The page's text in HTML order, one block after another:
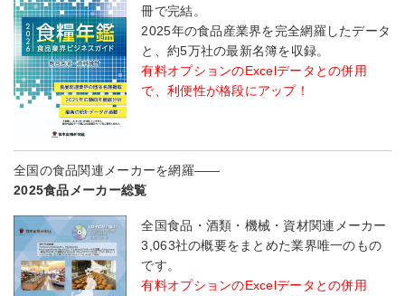
冊で完結。
2025年の食品産業界を完全網羅したデータ
と、約5万社の最新名簿を収録。
有料オプションのExcelデータとの併用
で、利便性が格段にアップ！
全国の食品関連メーカーを網羅――
2025食品メーカー総覧
全国食品・酒類・機械・資材関連メーカー
3,063社の概要をまとめた業界唯一のもの
です。
有料オプションのExcelデータとの併用